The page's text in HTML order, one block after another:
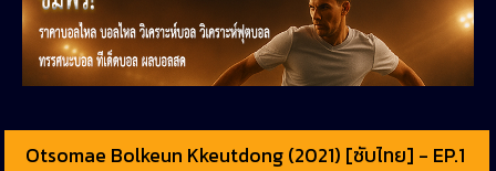
Otsomae Bolkeun Kkeutdong (2021) [ซับไทย] - EP.1